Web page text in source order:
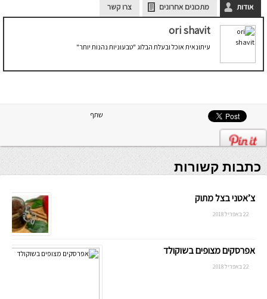
אודות מתכונים אחרונים צרו קשר
ori shavit
עיתונאית אוכל ובעלת הבלוג "טבעוניות נהנות יותר"
שתף
כתבות קשורות
צ’אטני בצל מתוק
22 באפריל 2018
אפרסקים מצופים בשוקולד
22 באפריל 2018